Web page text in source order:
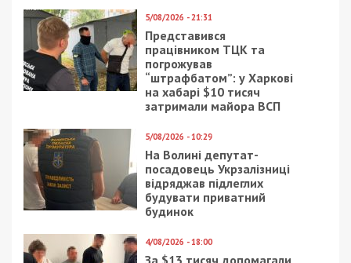
Приєднуйтесь також до 49000 в Google News. Слідкуйте
за останніми новинами!
Приєднатися
Читайте також
Предыдущая статья:
аптеках и складах